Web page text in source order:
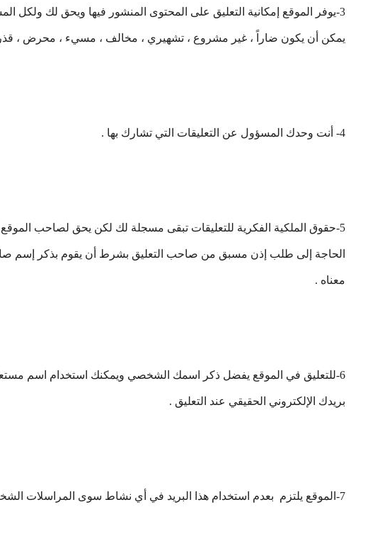
3-يوفر الموقع إمكانية التعليق على المحتوى المنشور فيها ويحق لك ولكل
يمكن أن يكون ضاراً ، غير مشروع ، تشهيري ، مخالف ، مسيء ، محرض ،
4- أنت وحدك المسؤول عن التعليقات التي تشارك بها .
5-حقوق الملكية الفكرية للتعليقات تبقى مسجلة لك لكن يحق لصاحب
الحاجة إلى طلب إذن مسبق من صاحب التعليق بشرط أن يقوم بذكر إسم
معناه .
6-للتعليق في الموقع يفضل ذكر اسمك الشخصي ويمكنك استخدام اسم
بريدك الإلكتروني الحقيقي عند التعليق .
7-الموقع يلتزم بعدم استخدام هذا البريد في أي نشاط سوى المراسلات الشخصية .